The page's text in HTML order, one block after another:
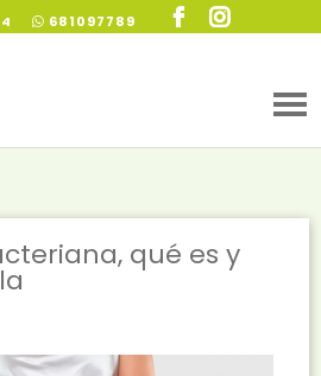
681097789
qué es y